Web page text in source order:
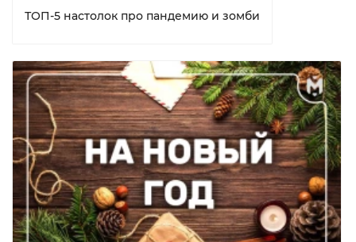
ТОП-5 настолок про пандемию и зомби